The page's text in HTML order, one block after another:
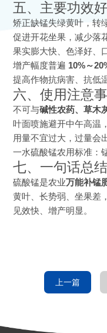
五、主要功效
矫正缺锰失绿黄叶，转
促进开花坐果，减少落
果实膨大快、色泽好、
增产幅度普遍 10%～
提高作物抗病害、抗低
六、使用注意
不可与碱性农药、草木
叶面喷施避开中午高温
用量不宜过大，过量会
一水硫酸锰农用标准：
七、一句话总结
硫酸锰是农业万能补锰
黄叶、长势弱、坐果差
见效快、增产明显。
上一篇